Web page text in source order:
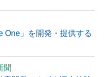
One」を開発・提供する
聞